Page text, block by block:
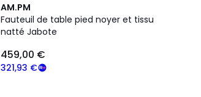
AM.PM
Fauteuil de table pied noyer et tissu
natté Jabote
321,93 €
459,00 €
4,7
/ 5